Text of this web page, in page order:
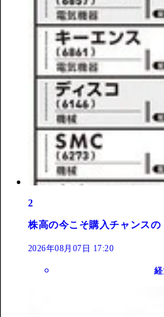
2
株高の今こそ購入チャンス
2026年08月07日 17:20